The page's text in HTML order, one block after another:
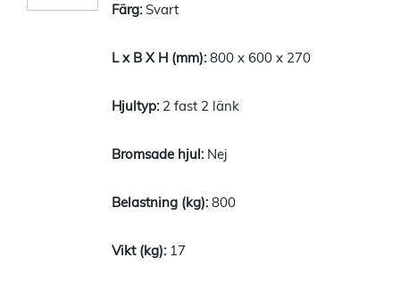
Svart
800 x 600 x 270
2 fast 2 länk
Nej
800
17